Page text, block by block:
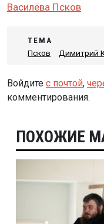
Василёва Псков
ТЕМА
Псков
Димитрий
Войдите с почтой,
комментирования.
ПОХОЖИЕ